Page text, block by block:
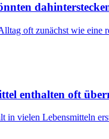
oft zunächst wie
enthalten oft
in vielen Lebensmitteln